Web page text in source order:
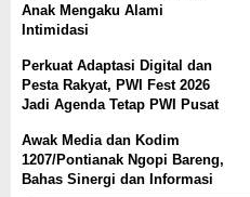
Anak Mengaku Alami
Intimidasi
Perkuat Adaptasi Digital dan
Pesta Rakyat, PWI Fest 2026
Jadi Agenda Tetap PWI Pusat
Awak Media dan Kodim
1207/Pontianak Ngopi Bareng,
Bahas Sinergi dan Informasi